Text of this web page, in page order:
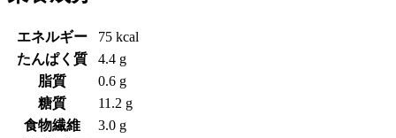
エネルギー
75 kcal
たんぱく質
4.4 g
脂質
0.6 g
糖質
11.2 g
食物繊維
3.0 g